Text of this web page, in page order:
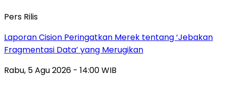
Pers Rilis
Laporan Cision Peringatkan Merek tentang ‘Jebakan
Fragmentasi Data’ yang Merugikan
Rabu, 5 Agu 2026 - 14:00 WIB